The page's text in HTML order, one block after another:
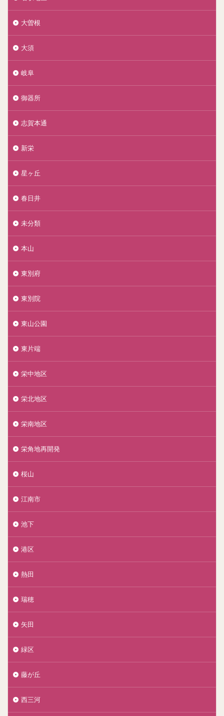
大曽根
大須
岐阜
御器所
志賀本通
新栄
星ヶ丘
春日井
未分類
本山
東別府
東別院
東山公園
東片端
栄中地区
栄北地区
栄南地区
栄角地再開発
桜山
江南市
池下
港区
熱田
瑞穂
矢田
緑区
藤が丘
西三河